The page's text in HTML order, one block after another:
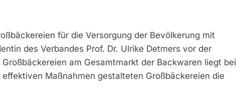
für die Versorgung der Bevölkerung mit
des Verbandes Prof. Dr. Ulrike Detmers vor der
am Gesamtmarkt der Backwaren liegt bei
Maßnahmen gestalteten Großbäckereien die